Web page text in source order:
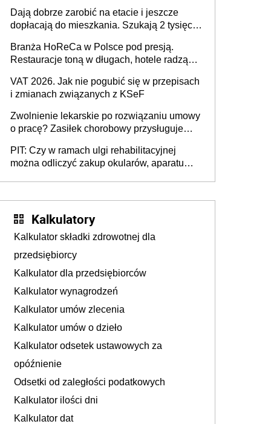
Dają dobrze zarobić na etacie i jeszcze
dopłacają do mieszkania. Szukają 2 tysięcy
Branża HoReCa w Polsce pod presją.
Restauracje toną w długach, hotele radzą
VAT 2026. Jak nie pogubić się w przepisach
i zmianach związanych z KSeF
Zwolnienie lekarskie po rozwiązaniu umowy
o pracę? Zasiłek chorobowy przysługuje
dni od ustania stosunku pracy
PIT: Czy w ramach ulgi rehabilitacyjnej
można odliczyć zakup okularów, aparatu
Kalkulatory
Kalkulator składki zdrowotnej dla
przedsiębiorcy
Kalkulator dla przedsiębiorców
Kalkulator wynagrodzeń
Kalkulator umów zlecenia
Kalkulator umów o dzieło
Kalkulator odsetek ustawowych za
opóźnienie
Odsetki od zaległości podatkowych
Kalkulator ilości dni
Kalkulator dat